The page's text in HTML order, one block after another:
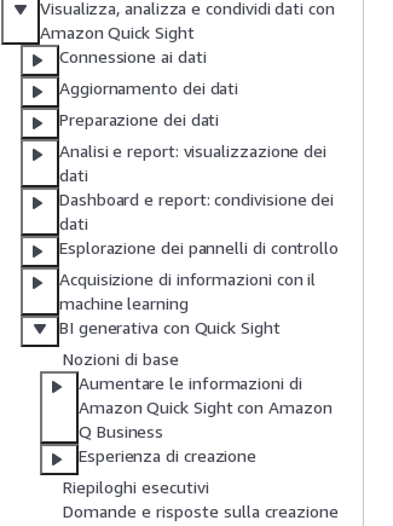
Visualizza, analizza e condividi dati con
Amazon Quick Sight
Connessione ai dati
Aggiornamento dei dati
Preparazione dei dati
Analisi e report: visualizzazione dei
dati
Dashboard e report: condivisione dei
dati
Esplorazione dei pannelli di controllo
Acquisizione di informazioni con il
machine learning
BI generativa con Quick Sight
Nozioni di base
Aumentare le informazioni di
Amazon Quick Sight con Amazon
Q Business
Esperienza di creazione
Riepiloghi esecutivi
Domande e risposte sulla creazione